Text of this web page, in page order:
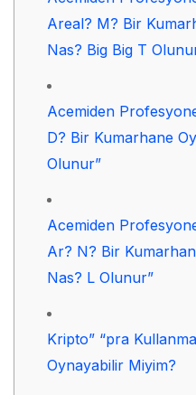
Areal? M? Bir
Nas? Big Big T
Acemiden
D? Bir Kumarhane
Olunur”
Acemiden
Ar? N? Bir
Nas? L Olunur”
Kripto” “pra
Oynayabilir Miyim?